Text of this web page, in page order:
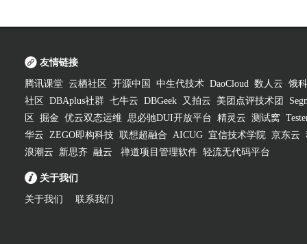
友情链接
腾讯课堂 云栖社区 开源中国 中生代技术 DaoCloud 数人云 饿
社区
DBAplus社群 七牛云 DBGeek 又拍云 美团点评技术团
区
掘金 优云双态运维 思必驰DUI开放平台 精灵云 测试窝
华云 ZEGO即构科技 联想超融合 AICUG 宜信技术学院 京东云
浪潮云
新思齐 融云 禅道项目管理软件 轻流无代码平台
关于我们
关于我们 联系我们